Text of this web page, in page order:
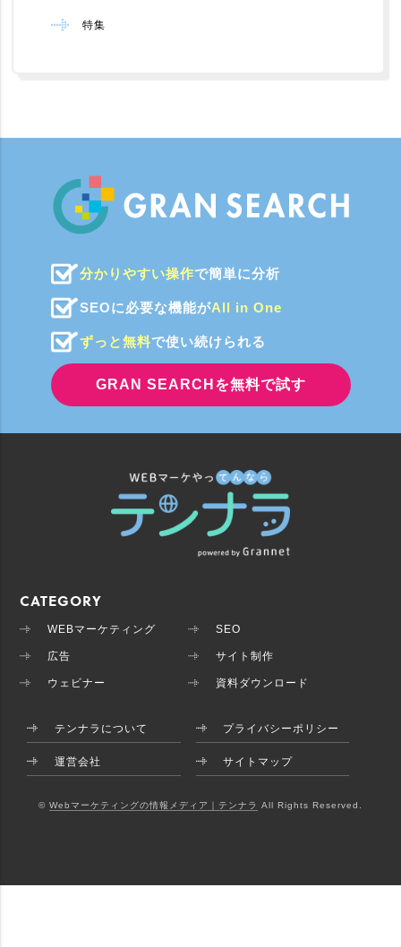
特集
分かりやすい操作で簡単に分析
SEOに必要な機能がAll in One
ずっと無料で使い続けられる
GRAN SEARCHを無料で試す
CATEGORY
WEBマーケティング SEO
広告 サイト制作
ウェビナー 資料ダウンロード
テンナラについて プライバシーポリシー
運営会社 サイトマップ
© Webマーケティングの情報メディア｜テンナラ All Rights Reserved.